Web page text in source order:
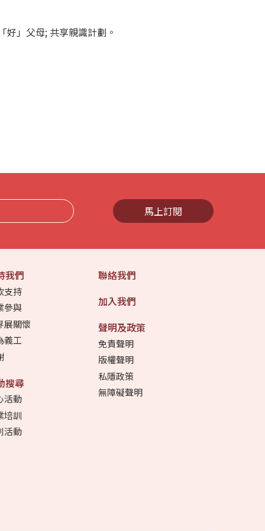
」父母; 共享親識計劃。
馬上訂閱
我們
支持
參與
展關懷
義工
搜尋
活動
培訓
活動
聯絡我們
加入我們
聲明及政策
免責聲明
版權聲明
私隱政策
無障礙聲明